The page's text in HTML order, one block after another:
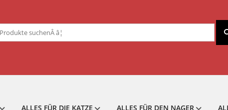
nach:
ALLES FÜR DIE KATZE ALLES FÜR DEN NAGER